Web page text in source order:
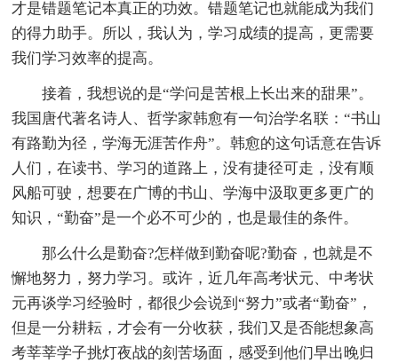
才是错题笔记本真正的功效。错题笔记也就能成为我们
的得力助手。所以，我认为，学习成绩的提高，更需要
我们学习效率的提高。
接着，我想说的是“学问是苦根上长出来的甜果”。
我国唐代著名诗人、哲学家韩愈有一句治学名联：“书山
有路勤为径，学海无涯苦作舟”。韩愈的这句话意在告诉
人们，在读书、学习的道路上，没有捷径可走，没有顺
风船可驶，想要在广博的书山、学海中汲取更多更广的
知识，“勤奋”是一个必不可少的，也是最佳的条件。
那么什么是勤奋?怎样做到勤奋呢?勤奋，也就是不
懈地努力，努力学习。或许，近几年高考状元、中考状
元再谈学习经验时，都很少会说到“努力”或者“勤奋”，
但是一分耕耘，才会有一分收获，我们又是否能想象高
考莘莘学子挑灯夜战的刻苦场面，感受到他们早出晚归